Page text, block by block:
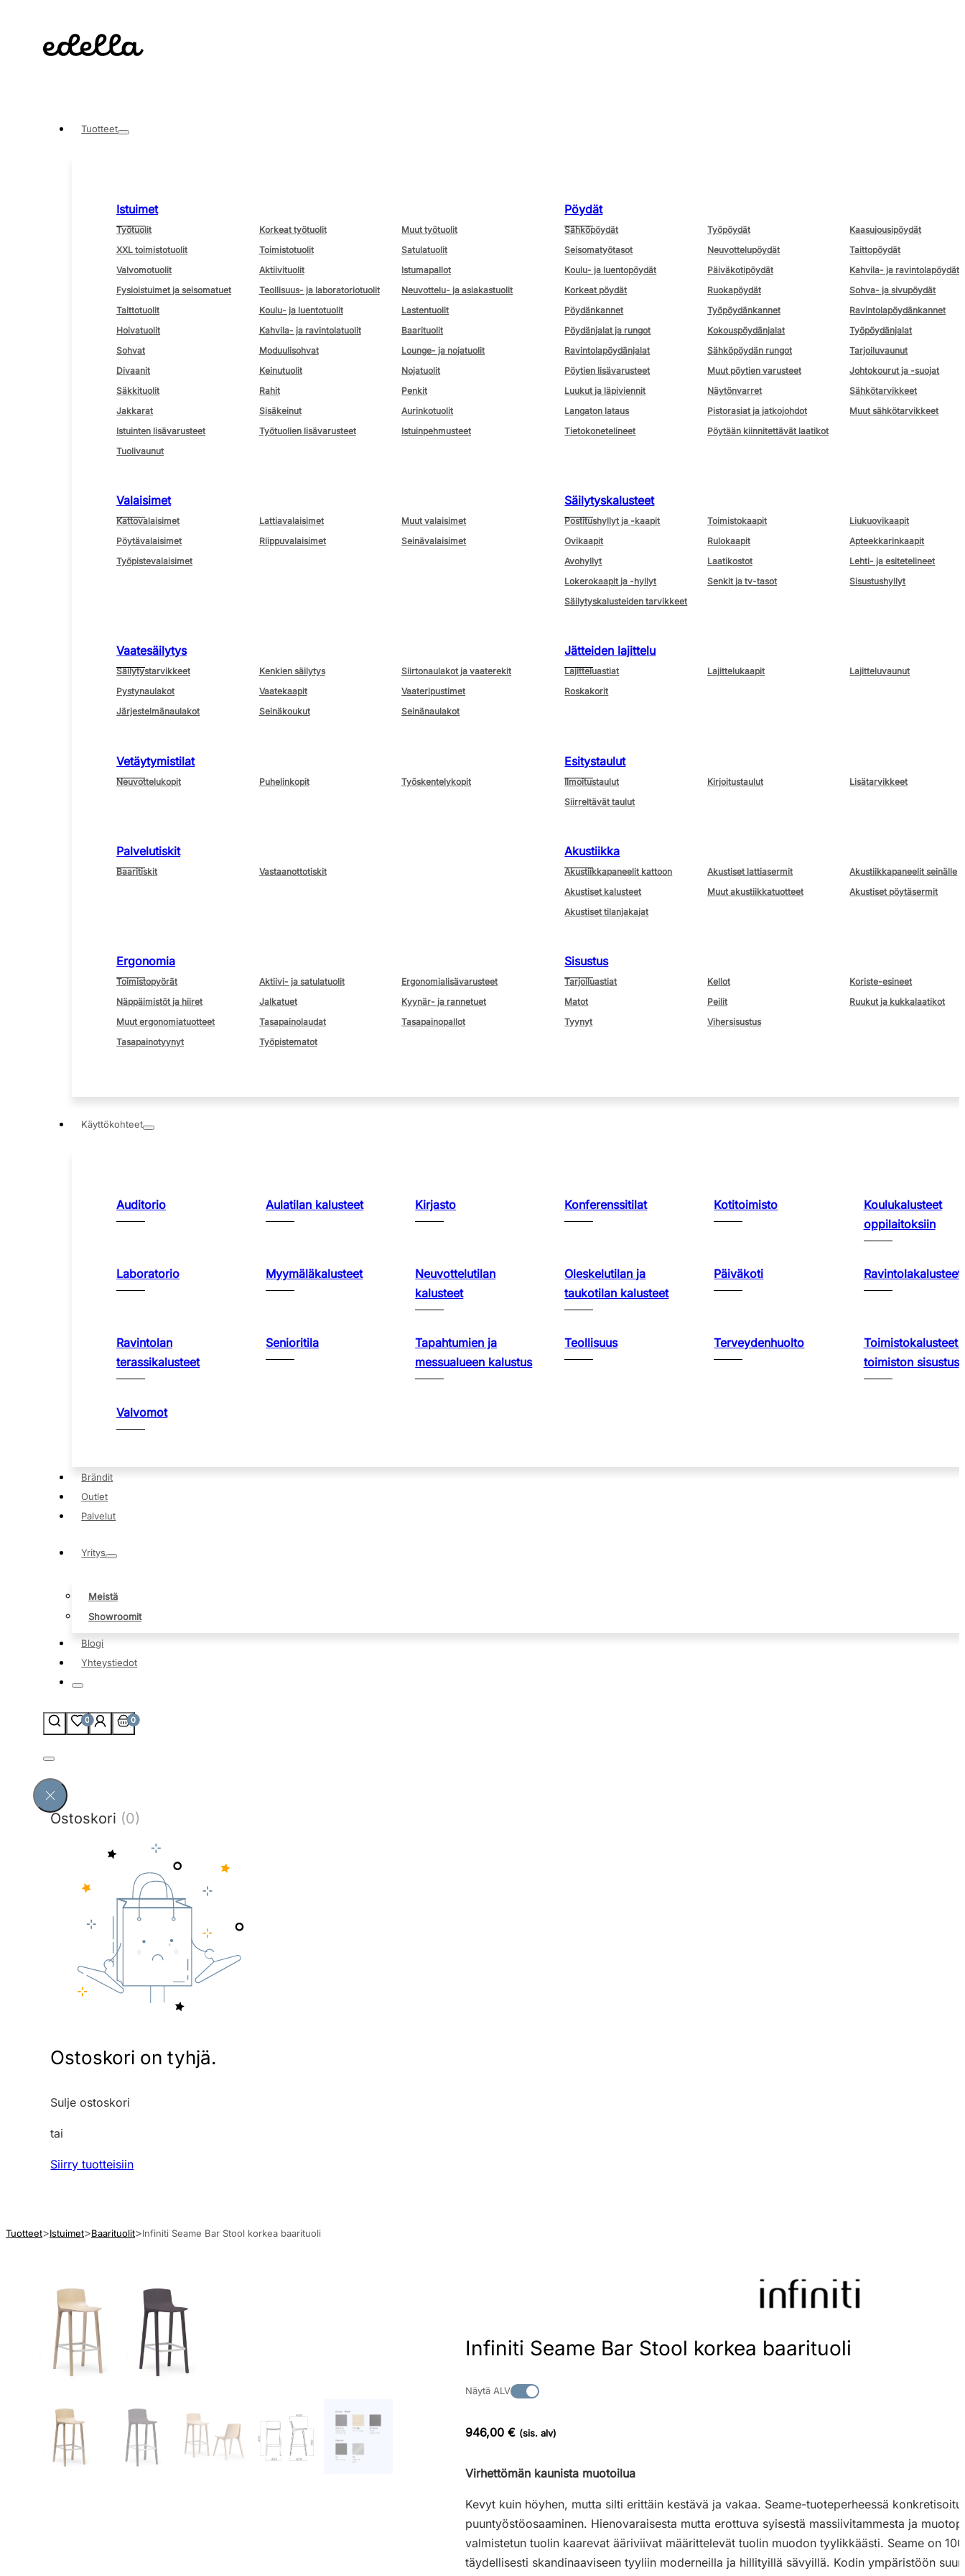
Tuotteet
Istuimet
Työtuolit Korkeat työtuolit
Muut työtuolit
XXL toimistotuolit
Toimistotuolit
Satulatuolit
Valvomotuolit
Aktiivituolit
Istumapallot
Fysioistuimet ja seisomatuet
Teollisuus- ja laboratoriotuolit
Neuvottelu- ja asiakastuolit
Taittotuolit
Koulu- ja luentotuolit
Lastentuolit
Hoivatuolit
Kahvila- ja ravintolatuolit
Baarituolit
Sohvat
Moduulisohvat
Lounge- ja nojatuolit
Divaanit
Keinutuolit
Nojatuolit
Säkkituolit
Rahit
Penkit
Jakkarat
Sisäkeinut
Aurinkotuolit
Istuinten lisävarusteet
Työtuolien lisävarusteet
Istuinpehmusteet
Tuolivaunut
Pöydät
Sähköpöydät Työpöydät
Kaasujousipöydät
Seisomatyötasot
Neuvottelupöydät
Taittopöydät
Koulu- ja luentopöydät
Päiväkotipöydät
Kahvila- ja ravintolapöydät
Korkeat pöydät
Ruokapöydät
Sohva- ja sivupöydät
Pöydänkannet
Työpöydänkannet
Ravintolapöydänkannet
Pöydänjalat ja rungot
Kokouspöydänjalat
Työpöydänjalat
Ravintolapöydänjalat
Sähköpöydän rungot
Tarjoiluvaunut
Pöytien lisävarusteet
Muut pöytien varusteet
Johtokourut ja -suojat
Luukut ja läpiviennit
Näytönvarret
Sähkötarvikkeet
Langaton lataus
Pistorasiat ja jatkojohdot
Muut sähkötarvikkeet
Tietokonetelineet
Pöytään kiinnitettävät laatikot
Valaisimet
Kattovalaisimet Lattiavalaisimet
Muut valaisimet
Pöytävalaisimet
Riippuvalaisimet
Seinävalaisimet
Työpistevalaisimet
Säilytyskalusteet
Postitushyllyt ja -kaapit Toimistokaapit
Liukuovikaapit
Ovikaapit
Rulokaapit
Apteekkarinkaapit
Avohyllyt
Laatikostot
Lehti- ja esitetelineet
Lokerokaapit ja -hyllyt
Senkit ja tv-tasot
Sisustushyllyt
Säilytyskalusteiden tarvikkeet
Vaatesäilytys
Säilytystarvikkeet Kenkien säilytys
Siirtonaulakot ja vaaterekit
Pystynaulakot
Vaatekaapit
Vaateripustimet
Järjestelmänaulakot
Seinäkoukut Seinänaulakot
Jätteiden lajittelu
Lajitteluastiat Lajittelukaapit
Lajitteluvaunut
Roskakorit
Vetäytymistilat
Neuvottelukopit Puhelinkopit Työskentelykopit
Esitystaulut
Ilmoitustaulut Kirjoitustaulut
Lisätarvikkeet
Siirreltävät taulut
Palvelutiskit
Baaritiskit Vastaanottotiskit
Akustiikka
Akustiikkapaneelit kattoon Akustiset lattiasermit
Akustiikkapaneelit seinälle
Akustiset kalusteet
Muut akustiikkatuotteet
Akustiset pöytäsermit
Akustiset tilanjakajat
Ergonomia
Toimistopyörät Aktiivi- ja satulatuolit
Ergonomialisävarusteet
Näppäimistöt ja hiiret
Jalkatuet
Kyynär- ja rannetuet
Muut ergonomiatuotteet
Tasapainolaudat
Tasapainopallot
Tasapainotyynyt
Työpistematot
Sisustus
Tarjoiluastiat Kellot
Koriste-esineet
Matot
Peilit
Ruukut ja kukkalaatikot
Tyynyt
Vihersisustus
Käyttökohteet
Auditorio Aulatilan kalusteet Kirjasto Konferenssitilat Kotitoimisto
Koulukalusteet
oppilaitoksiin
Laboratorio Myymäläkalusteet
Neuvottelutilan
kalusteet
Oleskelutilan ja
taukotilan kalusteet
Päiväkoti Ravintolakalusteet
Ravintolan
terassikalusteet
Senioritila
Tapahtumien ja
messualueen kalustus
Teollisuus Terveydenhuolto
Toimistokalusteet
toimiston sisustus
Valvomot
Brändit
Outlet
Palvelut
Yritys
Meistä
Showroomit
Blogi
Yhteystiedot
0 0
Ostoskori (0)
Ostoskori on tyhjä.
Sulje ostoskori
tai
Siirry tuotteisiin
Tuotteet Istuimet Baarituolit Infiniti Seame Bar Stool korkea baarituoli
Infiniti Seame Bar Stool korkea baarituoli
Näytä ALV
946,00 € (sis. alv)
Virhettömän kaunista muotoilua
Kevyt kuin höyhen, mutta silti erittäin kestävä ja vakaa. Seame-tuoteperheessä
puuntyöstöosaaminen. Hienovaraisesta mutta erottuva syisestä massiivitammesta ja
valmistetun tuolin kaarevat ääriviivat määrittelevät tuolin muodon tyylikkäästi. Seame on
täydellisesti skandinaaviseen tyyliin moderneilla ja hillityillä sävyillä. Kodin ympäristöön